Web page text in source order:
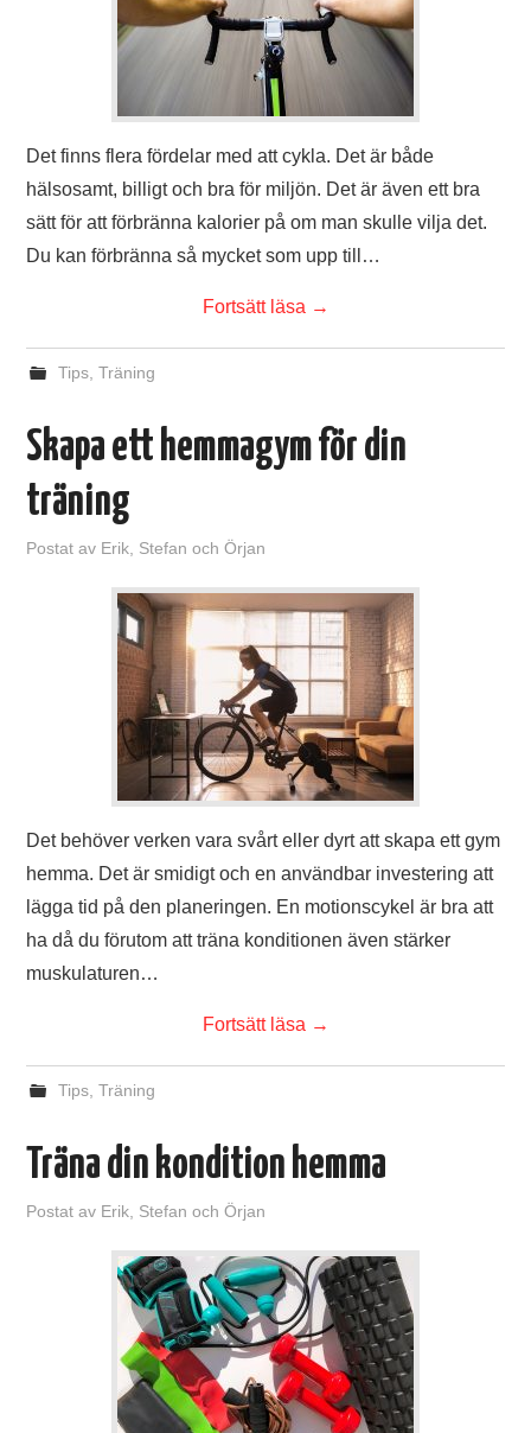
Det finns flera fördelar med att cykla. Det är både
hälsosamt, billigt och bra för miljön. Det är även ett bra
sätt för att förbränna kalorier på om man skulle vilja det.
Du kan förbränna så mycket som upp till…
Fortsätt läsa →
Tips, Träning
Skapa ett hemmagym för din
träning
Postatav Erik, Stefan och Örjan
Det behöver verken vara svårt eller dyrt att skapa ett gym
hemma. Det är smidigt och en användbar investering att
lägga tid på den planeringen. En motionscykel är bra att
ha då du förutom att träna konditionen även stärker
muskulaturen…
Fortsätt läsa →
Tips, Träning
Träna din kondition hemma
Postatav Erik, Stefan och Örjan